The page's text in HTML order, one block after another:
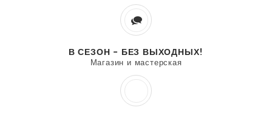
В СЕЗОН - БЕЗ ВЫХОДНЫХ!
Магазин и мастерская